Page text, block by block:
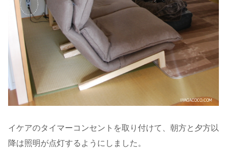
イケアのタイマーコンセントを取り付けて、朝方と夕方以
降は照明が点灯するようにしました。